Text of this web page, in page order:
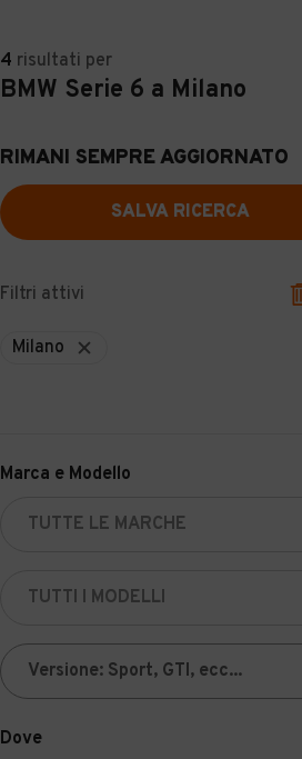
4 risultati per
BMW Serie 6 a Milano
RIMANI SEMPRE AGGIORNATO
SALVA RICERCA
Filtri attivi
Milano
Marca e Modello
Dove